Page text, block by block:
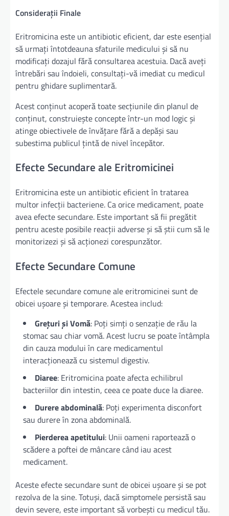
Considerații Finale
Eritromicina este un antibiotic eficient, dar este esențial
să urmați întotdeauna sfaturile medicului și să nu
modificați dozajul fără consultarea acestuia. Dacă aveți
întrebări sau îndoieli, consultați-vă imediat cu medicul
pentru ghidare suplimentară.
Acest conținut acoperă toate secțiunile din planul de
conținut, construiește concepte într-un mod logic și
atinge obiectivele de învățare fără a depăși sau
subestima publicul țintă de nivel începător.
Efecte Secundare ale Eritromicinei
Eritromicina este un antibiotic eficient în tratarea
multor infecții bacteriene. Ca orice medicament, poate
avea efecte secundare. Este important să fii pregătit
pentru aceste posibile reacții adverse și să știi cum să le
monitorizezi și să acționezi corespunzător.
Efecte Secundare Comune
Efectele secundare comune ale eritromicinei sunt de
obicei ușoare și temporare. Acestea includ:
Grețuri și Vomă: Poți simți o senzație de rău la
stomac sau chiar vomă. Acest lucru se poate întâmpla
din cauza modului în care medicamentul
interacționează cu sistemul digestiv.
Diaree: Eritromicina poate afecta echilibrul
bacteriilor din intestin, ceea ce poate duce la diaree.
Durere abdominală: Poți experimenta disconfort
sau durere în zona abdominală.
Pierderea apetitului: Unii oameni raportează o
scădere a poftei de mâncare când iau acest
medicament.
Aceste efecte secundare sunt de obicei ușoare și se pot
rezolva de la sine. Totuși, dacă simptomele persistă sau
devin severe, este important să vorbești cu medicul tău.